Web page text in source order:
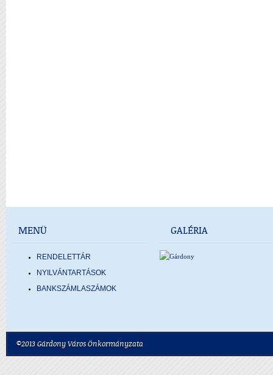
MENÜ
RENDELETTÁR
NYILVÁNTARTÁSOK
BANKSZÁMLASZÁMOK
GALÉRIA
©2013 Gárdony Város Önkormányzata